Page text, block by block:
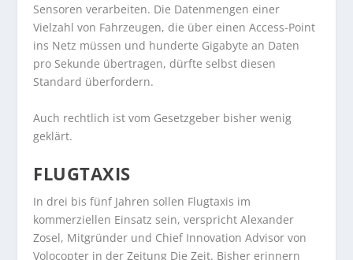
Sensoren verarbeiten. Die Datenmengen einer
Vielzahl von Fahrzeugen, die über einen Access-Point
ins Netz müssen und hunderte Gigabyte an Daten
pro Sekunde übertragen, dürfte selbst diesen
Standard überfordern.
Auch rechtlich ist vom Gesetzgeber bisher wenig
geklärt.
FLUGTAXIS
In drei bis fünf Jahren sollen Flugtaxis im
kommerziellen Einsatz sein, verspricht Alexander
Zosel, Mitgründer und Chief Innovation Advisor von
Volocopter in der Zeitung Die Zeit. Bisher erinnern